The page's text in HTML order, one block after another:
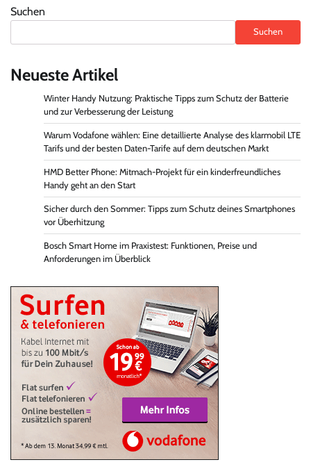
Suchen
Suchen
Neueste Artikel
Winter Handy Nutzung: Praktische Tipps zum Schutz der Batterie
und zur Verbesserung der Leistung
Warum Vodafone wählen: Eine detaillierte Analyse des klarmobil LTE
Tarifs und der besten Daten-Tarife auf dem deutschen Markt
HMD Better Phone: Mitmach-Projekt für ein kinderfreundliches
Handy geht an den Start
Sicher durch den Sommer: Tipps zum Schutz deines Smartphones
vor Überhitzung
Bosch Smart Home im Praxistest: Funktionen, Preise und
Anforderungen im Überblick